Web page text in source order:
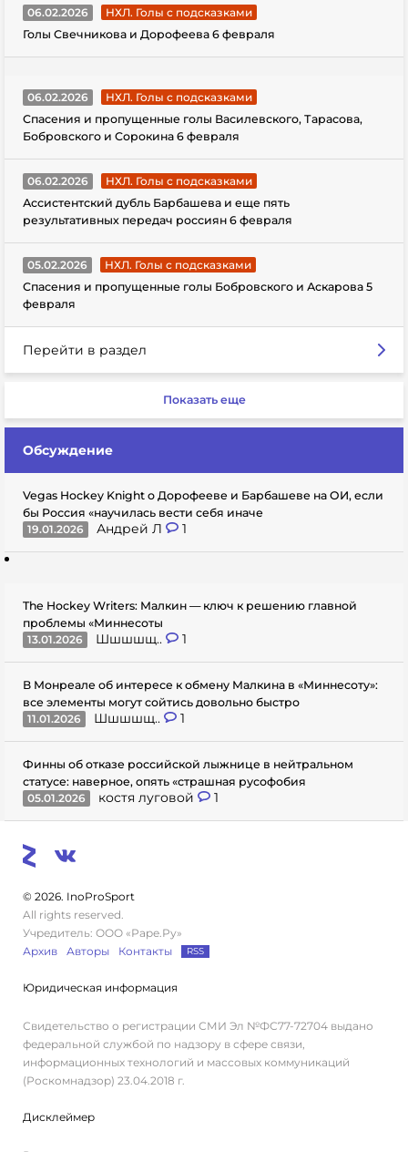
06.02.2026
НХЛ. Голы с подсказками
Голы Свечникова и Дорофеева 6 февраля
06.02.2026
НХЛ. Голы с подсказками
Спасения и пропущенные голы Василевского, Тарасова,
Бобровского и Сорокина 6 февраля
06.02.2026
НХЛ. Голы с подсказками
Ассистентский дубль Барбашева и еще пять
результативных передач россиян 6 февраля
05.02.2026
НХЛ. Голы с подсказками
Спасения и пропущенные голы Бобровского и Аскарова 5
февраля
Перейти в раздел
Показать еще
Обсуждение
Vegas Hockey Knight о Дорофееве и Барбашеве на ОИ, если
бы Россия «научилась вести себя иначе
19.01.2026
Андрей Л 1
The Hockey Writers: Малкин — ключ к решению главной
проблемы «Миннесоты
13.01.2026
Шшшшщ.. 1
В Монреале об интересе к обмену Малкина в «Миннесоту»:
все элементы могут сойтись довольно быстро
11.01.2026
Шшшшщ.. 1
Финны об отказе российской лыжнице в нейтральном
статусе: наверное, опять «страшная русофобия
05.01.2026
костя луговой 1
© 2026. InoProSport
All rights reserved.
Учредитель: ООО «Раре.Ру»
Архив
Авторы Контакты RSS
Юридическая информация
Свидетельство о регистрации СМИ Эл №ФС77-72704 выдано
федеральной службой по надзору в сфере связи,
информационных технологий и массовых коммуникаций
(Роскомнадзор) 23.04.2018 г.
Дисклеймер